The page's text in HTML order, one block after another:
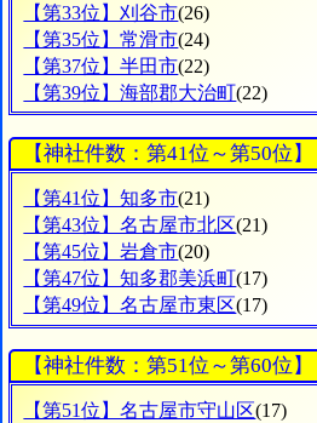
【第33位】刈谷市(26)
【第35位】常滑市(24)
【第37位】半田市(22)
【第39位】海部郡大治町(22)
【神社件数：第41位～第50位】
【第41位】知多市(21)
【第43位】名古屋市北区(21)
【第45位】岩倉市(20)
【第47位】知多郡美浜町(17)
【第49位】名古屋市東区(17)
【神社件数：第51位～第60位】
【第51位】名古屋市守山区(17)